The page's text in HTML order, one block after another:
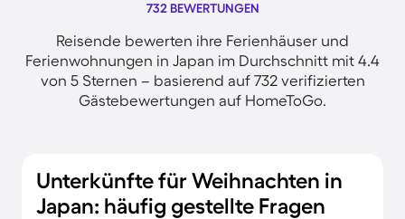
732 BEWERTUNGEN
Reisende bewerten ihre Ferienhäuser und
Ferienwohnungen in Japan im Durchschnitt mit 4.4
von 5 Sternen – basierend auf 732 verifizierten
Gästebewertungen auf HomeToGo.
Unterkünfte für Weihnachten in
Japan: häufig gestellte Fragen